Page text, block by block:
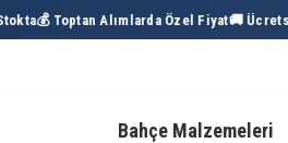
💰 Toptan Alımlarda Özel Fiyat🚚
Bahçe Malzemeleri